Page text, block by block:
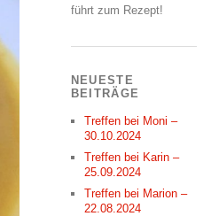
führt zum Rezept!
NEUESTE
BEITRÄGE
Treffen bei Moni –
30.10.2024
Treffen bei Karin –
25.09.2024
Treffen bei Marion –
22.08.2024